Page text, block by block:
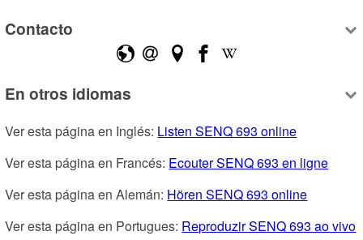
Contacto
En otros idiomas
Ver esta página en Inglés: Listen SENQ 693 online
Ver esta página en Francés: Ecouter SENQ 693 en ligne
Ver esta página en Alemán: Hören SENQ 693 online
Ver esta página en Portugues: Reproduzir SENQ 693 ao vivo